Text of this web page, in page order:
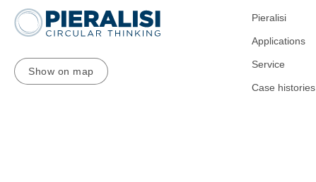
Show on map
Pieralisi
Applications
Service
Case histories